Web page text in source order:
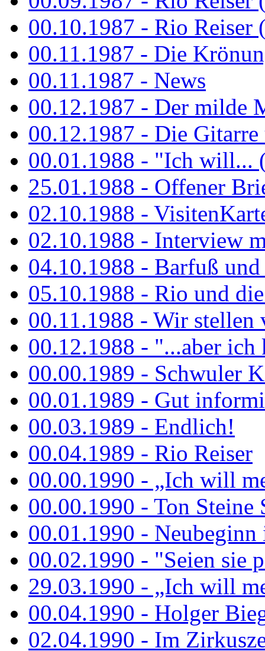
00.10.1987 - Rio Reiser
00.11.1987 - Die
00.11.1987 - News
00.12.1987 - Der milde
00.12.1987 - Die Gitarre
00.01.1988 - "Ich will...
25.01.1988 - Offener
02.10.1988 -
02.10.1988 - Interview
04.10.1988 - Barfuß und
05.10.1988 - Rio und
00.11.1988 - Wir stellen
00.12.1988 - "...aber ich
00.00.1989 - Schwuler
00.01.1989 - Gut
00.03.1989 - Endlich!
00.04.1989 - Rio Reiser
00.00.1990 - „Ich will
00.00.1990 - Ton Steine
00.01.1990 -
00.02.1990 - "Seien sie
29.03.1990 - „Ich will
00.04.1990 - Holger
02.04.1990 - Im